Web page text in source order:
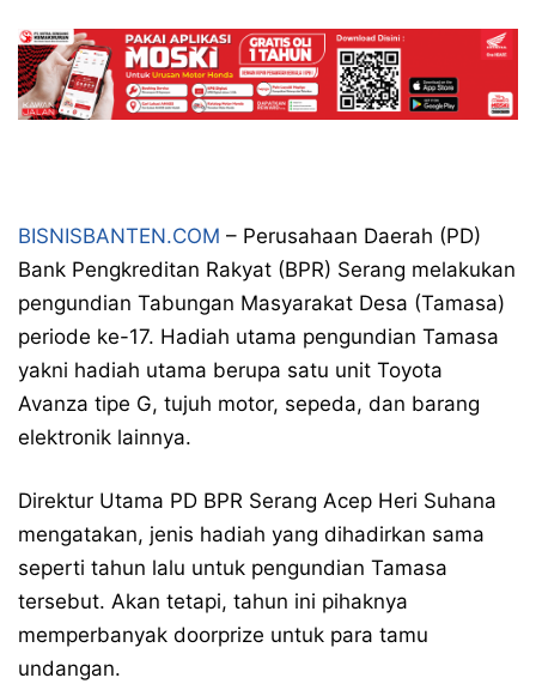
BISNISBANTEN.COM – Perusahaan Daerah (PD)
Bank Pengkreditan Rakyat (BPR) Serang melakukan
pengundian Tabungan Masyarakat Desa (Tamasa)
periode ke-17. Hadiah utama pengundian Tamasa
yakni hadiah utama berupa satu unit Toyota
Avanza tipe G, tujuh motor, sepeda, dan barang
elektronik lainnya.
Direktur Utama PD BPR Serang Acep Heri Suhana
mengatakan, jenis hadiah yang dihadirkan sama
seperti tahun lalu untuk pengundian Tamasa
tersebut. Akan tetapi, tahun ini pihaknya
memperbanyak doorprize untuk para tamu
undangan.